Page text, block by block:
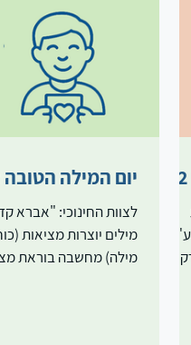
-
יום המילה הטובה 05.02
לצוות החינוכי: "אברא
מילים יוצרות מציאות
מילה) מחשבה בוראת